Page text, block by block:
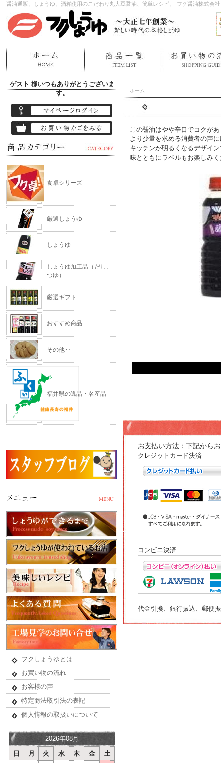
醤油通販、しょうゆ、酒粕使用のこだわり丸大豆醤油、簡単レシピ、-フク醤油株式会社
ゲスト 様いつもありがとうございま
す。
食卓シリーズ
厳選しょうゆ
しょうゆ
しょうゆ加工品（だし、
つゆ）
厳選ギフト
おすすめ商品
その他‥
福井県の逸品・名産品
フクしょうゆとは
お買い物の流れ
お客様の声
特定商法取引法の表記
個人情報の取扱いについて
2026年08月
日
月 火 水 木 金
土
ホーム
この醤油はやや辛口でコクが
より少量を求める消費者の声
キッチンが明るくなるデザイン
味とともにラベルもお楽しみく
お支払い方法：下記から
クレジットカード決済
コンビニ決済
代金引換、銀行振込、郵便